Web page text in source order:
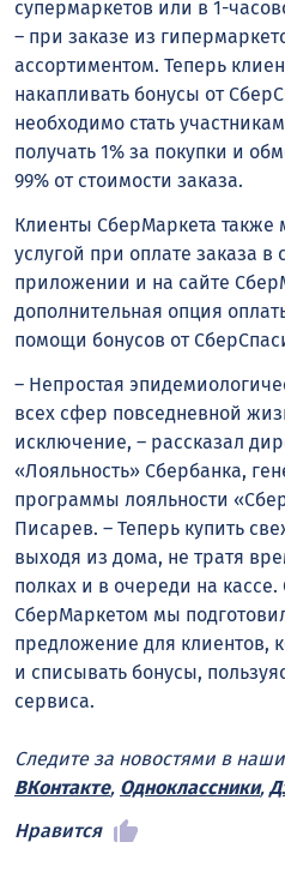
супермаркетов или в 1-
– при заказе из
ассортиментом. Теперь
накапливать бонусы от
необходимо стать
получать 1% за покупки и
99% от стоимости заказа.
Клиенты СберМаркета также
услугой при оплате заказа в
приложении и на сайте
дополнительная опция
помощи бонусов от
– Непростая
всех сфер повседневной
исключение, – рассказал
«Лояльность» Сбербанка,
программы лояльности
Писарев. – Теперь купить
выходя из дома, не тратя
полках и в очереди на кассе.
СберМаркетом мы
предложение для клиентов,
и списывать бонусы,
сервиса.
Следите за новостями в
ВКонтакте, Одноклассники,
Нравится